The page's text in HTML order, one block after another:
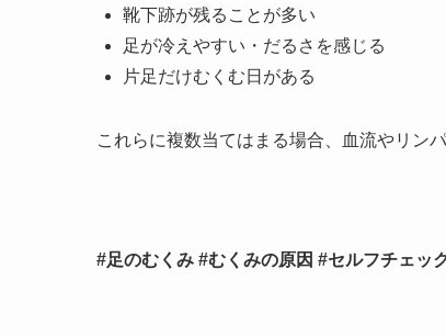
靴下跡が残ることが多い
足が冷えやすい・だるさを感じる
片足だけむくむ日がある
これらに複数当てはまる場合、血流やリン
#足のむくみ #むくみの原因 #セルフチェッ